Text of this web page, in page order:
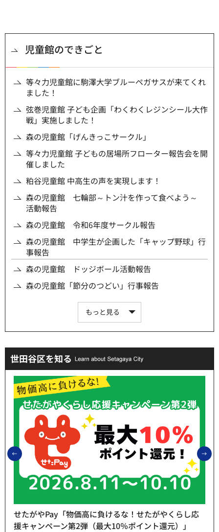
児童館のできごと
等々力児童館に駒澤大学ブルーペガサスが来てくれ
ました！
弦巻児童館 子ども企画「わくわくレジンシール大作
戦」実施しました！
森の児童館「げんきっこサークル」
等々力児童館 子どもの居場所フローター報告会を開
催しました
粕谷児童館 中高生の声を実現します！
森の児童館 七輪部～トン汁を作って食べよう～
活動報告
森の児童館 令和6年度サークル報告
森の児童館 中学生が企画した「キャップ野球」行
事報告
森の児童館 ドッジボール活動報告
森の児童館「節分のつどい」行事報告
もっと見る
世田谷区を知る
前のスライドを表示
せたがやPay「物価高に負けるな！せたがやくらし応
援キャンペーン第2弾（最大10％ポイント還元）」